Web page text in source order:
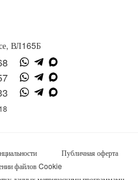
ВЛ165Б
Публичная оферта
файлов Cookie